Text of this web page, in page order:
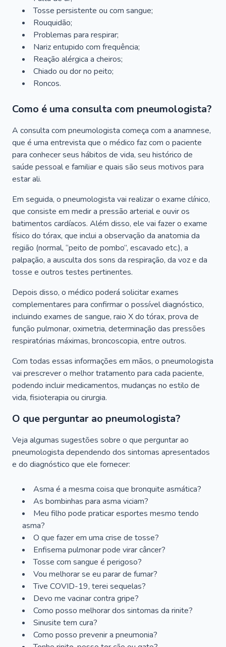
Tosse persistente ou com sangue;
Rouquidão;
Problemas para respirar;
Nariz entupido com frequência;
Reação alérgica a cheiros;
Chiado ou dor no peito;
Roncos.
Como é uma consulta com pneumologista?
A consulta com pneumologista começa com a anamnese,
que é uma entrevista que o médico faz com o paciente
para conhecer seus hábitos de vida, seu histórico de
saúde pessoal e familiar e quais são seus motivos para
estar ali.
Em seguida, o pneumologista vai realizar o exame clínico,
que consiste em medir a pressão arterial e ouvir os
batimentos cardíacos. Além disso, ele vai fazer o exame
físico do tórax, que inclui a observação da anatomia da
região (normal, “peito de pombo”, escavado etc.), a
palpação, a ausculta dos sons da respiração, da voz e da
tosse e outros testes pertinentes.
Depois disso, o médico poderá solicitar exames
complementares para confirmar o possível diagnóstico,
incluindo exames de sangue, raio X do tórax, prova de
função pulmonar, oximetria, determinação das pressões
respiratórias máximas, broncoscopia, entre outros.
Com todas essas informações em mãos, o pneumologista
vai prescrever o melhor tratamento para cada paciente,
podendo incluir medicamentos, mudanças no estilo de
vida, fisioterapia ou cirurgia.
O que perguntar ao pneumologista?
Veja algumas sugestões sobre o que perguntar ao
pneumologista dependendo dos sintomas apresentados
e do diagnóstico que ele fornecer:
Asma é a mesma coisa que bronquite asmática?
As bombinhas para asma viciam?
Meu filho pode praticar esportes mesmo tendo
asma?
O que fazer em uma crise de tosse?
Enfisema pulmonar pode virar câncer?
Tosse com sangue é perigoso?
Vou melhorar se eu parar de fumar?
Tive COVID-19, terei sequelas?
Devo me vacinar contra gripe?
Como posso melhorar dos sintomas da rinite?
Sinusite tem cura?
Como posso prevenir a pneumonia?